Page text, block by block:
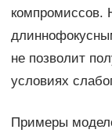
компромиссов.
не позволит
условиях
Примеры